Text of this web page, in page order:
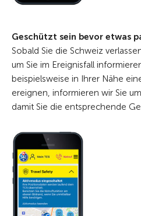
Geschützt sein bevor etwas
Sobald Sie die Schweiz
um Sie im Ereignisfall
beispielsweise in Ihrer Nähe
ereignen, informieren wir Sie
damit Sie die entsprechende